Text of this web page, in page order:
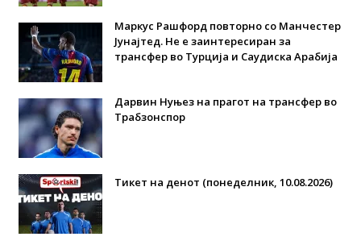
Маркус Рашфорд повторно со Манчестер
Јунајтед. Не е заинтересиран за
трансфер во Турција и Саудиска Арабија
Дарвин Нуњез на прагот на трансфер во
Трабзонспор
Тикет на денот (понеделник, 10.08.2026)